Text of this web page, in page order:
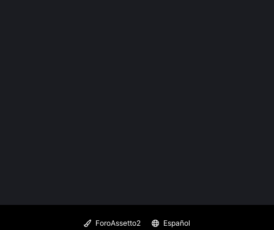
ForoAssetto2
Español